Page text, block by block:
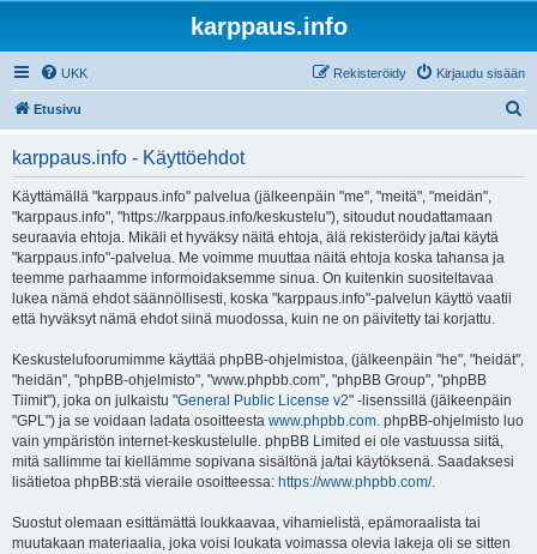
karppaus.info
UKK Kirjaudu sisään
Rekisteröidy
Etusivu
karppaus.info - Käyttöehdot
Käyttämällä "karppaus.info" palvelua (jälkeenpäin "me", "meitä", "meidän",
"karppaus.info", "https://karppaus.info/keskustelu"), sitoudut noudattamaan
seuraavia ehtoja. Mikäli et hyväksy näitä ehtoja, älä rekisteröidy ja/tai käytä
"karppaus.info"-palvelua. Me voimme muuttaa näitä ehtoja koska tahansa ja
teemme parhaamme informoidaksemme sinua. On kuitenkin suositeltavaa
lukea nämä ehdot säännöllisesti, koska "karppaus.info"-palvelun käyttö vaatii
että hyväksyt nämä ehdot siinä muodossa, kuin ne on päivitetty tai korjattu.
Keskustelufoorumimme käyttää phpBB-ohjelmistoa, (jälkeenpäin "he", "heidät",
"heidän", "phpBB-ohjelmisto", "www.phpbb.com", "phpBB Group", "phpBB
Tiimit"), joka on julkaistu "General Public License v2" -lisenssillä (jälkeenpäin
"GPL") ja se voidaan ladata osoitteesta www.phpbb.com. phpBB-ohjelmisto luo
vain ympäristön internet-keskustelulle. phpBB Limited ei ole vastuussa siitä,
mitä sallimme tai kiellämme sopivana sisältönä ja/tai käytöksenä. Saadaksesi
lisätietoa phpBB:stä vieraile osoitteessa: https://www.phpbb.com/.
Suostut olemaan esittämättä loukkaavaa, vihamielistä, epämoraalista tai
muutakaan materiaalia, joka voisi loukata voimassa olevia lakeja oli se sitten